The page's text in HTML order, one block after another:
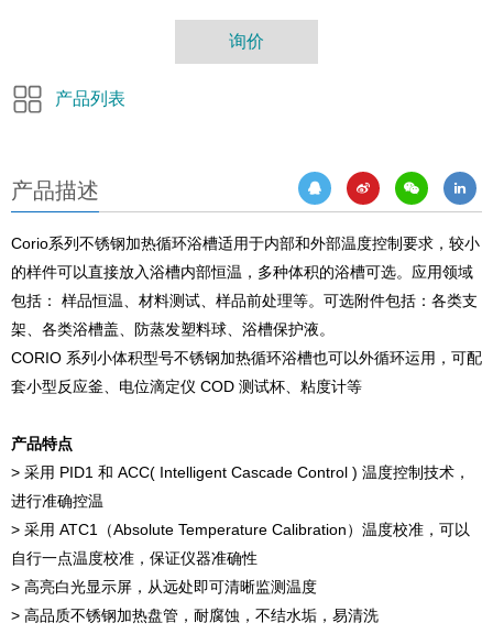
询价
产品列表
产品描述
Corio系列不锈钢加热循环浴槽适用于内部和外部温度控制要求，较小
的样件可以直接放入浴槽内部恒温，多种体积的浴槽可选。应用领域
包括： 样品恒温、材料测试、样品前处理等。可选附件包括：各类支
架、各类浴槽盖、防蒸发塑料球、浴槽保护液。
CORIO 系列小体积型号不锈钢加热循环浴槽也可以外循环运用，可配
套小型反应釜、电位滴定仪 COD 测试杯、粘度计等
产品特点
> 采用 PID1 和 ACC( Intelligent Cascade Control ) 温度控制技术，
进行准确控温
> 采用 ATC1（Absolute Temperature Calibration）温度校准，可以
自行一点温度校准，保证仪器准确性
> 高亮白光显示屏，从远处即可清晰监测温度
> 高品质不锈钢加热盘管，耐腐蚀，不结水垢，易清洗